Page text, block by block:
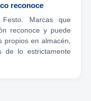
reconoce
Festo. Marcas que
reconoce y puede
propios en almacén,
lo estrictamente